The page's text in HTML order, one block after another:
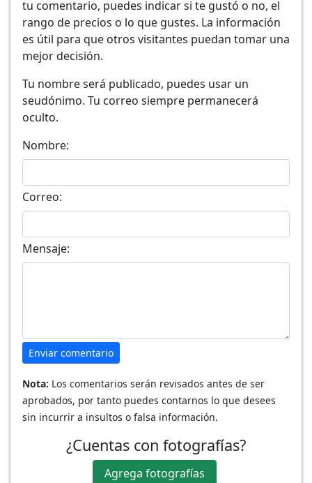
tu comentario, puedes indicar si te gustó o no, el
rango de precios o lo que gustes. La información
es útil para que otros visitantes puedan tomar una
mejor decisión.
Tu nombre será publicado, puedes usar un
seudónimo. Tu correo siempre permanecerá
oculto.
Nombre:
Correo:
Mensaje:
Enviar comentario
Nota: Los comentarios serán revisados antes de ser
aprobados, por tanto puedes contarnos lo que desees
sin incurrir a insultos o falsa información.
¿Cuentas con fotografías?
Agrega fotografías